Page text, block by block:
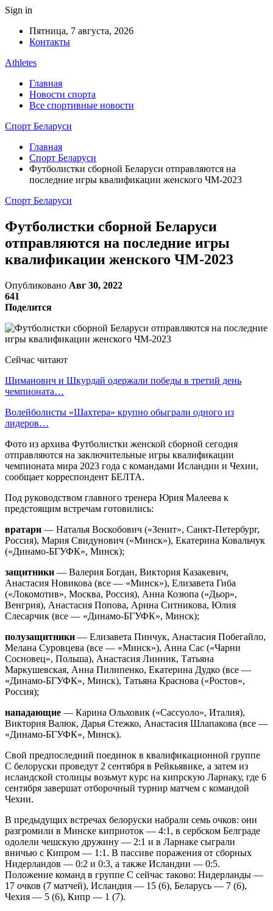
Sign in
Пятница, 7 августа, 2026
Контакты
Athletes
Главная
Новости спорта
Все спортивные новости
Спорт Беларуси
Главная
Спорт Беларуси
Футболистки сборной Беларуси отправляются на
последние игры квалификации женского ЧМ-2023
Спорт Беларуси
Футболистки сборной Беларуси
отправляются на последние игры
квалификации женского ЧМ-2023
Опубликовано Авг 30, 2022
641
Поделится
Сейчас читают
Шиманович и Шкурдай одержали победы в третий день
чемпионата…
Волейболисты «Шахтера» крупно обыграли одного из
лидеров…
Фото из архива Футболистки женской сборной сегодня
отправляются на заключительные игры квалификации
чемпионата мира 2023 года с командами Исландии и Чехии,
сообщает корреспондент БЕЛТА.
Под руководством главного тренера Юрия Малеева к
предстоящим встречам готовились:
вратари — Наталья Воскобович («Зенит», Санкт-Петербург,
Россия), Мария Свидунович («Минск»), Екатерина Ковальчук
(«Динамо-БГУФК», Минск);
защитники — Валерия Богдан, Виктория Казакевич,
Анастасия Новикова (все — «Минск»), Елизавета Гиба
(«Локомотив», Москва, Россия), Анна Козюпа («Дьор»,
Венгрия), Анастасия Попова, Арина Ситникова, Юлия
Слесарчик (все — «Динамо-БГУФК», Минск);
полузащитники — Елизавета Пинчук, Анастасия Побегайло,
Мелана Суровцева (все — «Минск»), Анна Сас («Чарни
Сосновец», Польша), Анастасия Линник, Татьяна
Маркушевская, Анна Пилипенко, Екатерина Дудко (все —
«Динамо-БГУФК», Минск), Татьяна Краснова («Ростов»,
Россия);
нападающие — Карина Ольховик («Сассуоло», Италия),
Виктория Валюк, Дарья Стежко, Анастасия Шлапакова (все —
«Динамо-БГУФК», Минск).
Свой предпоследний поединок в квалификационной группе
С белоруски проведут 2 сентября в Рейкьявике, а затем из
исландской столицы возьмут курс на кипрскую Ларнаку, где 6
сентября завершат отборочный турнир матчем с командой
Чехии.
В предыдущих встречах белоруски набрали семь очков: они
разгромили в Минске киприоток — 4:1, в сербском Белграде
одолели чешскую дружину — 2:1 и в Ларнаке сыграли
вничью с Кипром — 1:1. В пассиве поражения от сборных
Нидерландов — 0:2 и 0:3, а также Исландии — 0:5.
Положение команд в группе С сейчас таково: Нидерланды —
17 очков (7 матчей), Исландия — 15 (6), Беларусь — 7 (6),
Чехия — 5 (6), Кипр — 1 (7).